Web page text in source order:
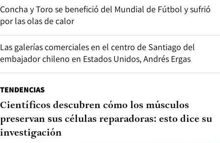
Concha y Toro se benefició del Mundial de Fútbol y sufrió
por las olas de calor
Las galerías comerciales en el centro de Santiago del
embajador chileno en Estados Unidos, Andrés Ergas
TENDENCIAS
Científicos descubren cómo los músculos
preservan sus células reparadoras: esto dice su
investigación